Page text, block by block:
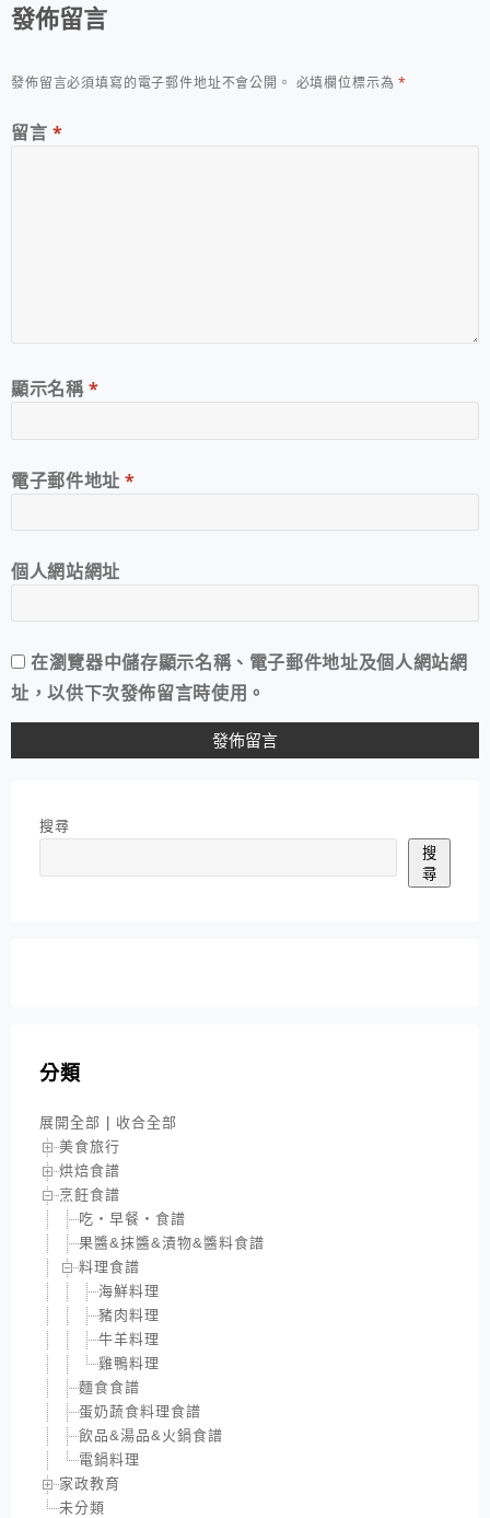
發佈留言
發佈留言必須填寫的電子郵件地址不會公開。 必填欄位標示為*
留言 *
顯示名稱*
電子郵件地址*
個人網站網址
在瀏覽器中儲存顯示名稱、電子郵件地址及個人網站網
址，以供下次發佈留言時使用。
搜尋
搜
尋
分類
展開全部
收合全部
美食旅行
烘焙食譜
烹飪食譜
吃‧早餐‧食譜
果醬&抹醬&漬物&醬料食譜
料理食譜
海鮮料理
豬肉料理
牛羊料理
雞鴨料理
麵食食譜
蛋奶蔬食料理食譜
飲品&湯品&火鍋食譜
電鍋料理
家政教育
未分類